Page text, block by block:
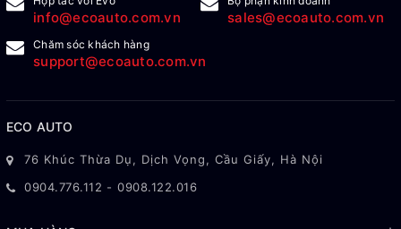
info@ecoauto.com.vn sales@ecoauto.com.vn
Chăm sóc khách hàng
support@ecoauto.com.vn
ECO AUTO
76 Khúc Thừa Dụ, Dịch Vọng, Cầu Giấy, Hà Nội
0904.776.112 - 0908.122.016